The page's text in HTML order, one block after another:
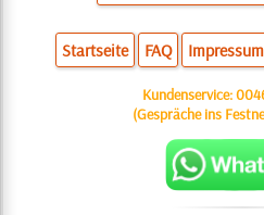
Startseite FAQ Impressum
Kundenservice:
(Gespräche ins